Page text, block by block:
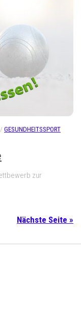
/ GESUNDHEITSSPORT
zur
Nächste Seite »